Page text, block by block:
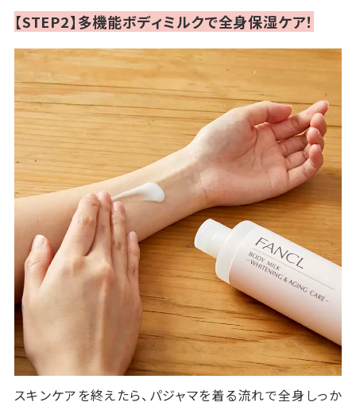
【STEP2】多機能ボディミルクで全身保湿ケア！
スキンケアを終えたら、パジャマを着る流れで全身しっか